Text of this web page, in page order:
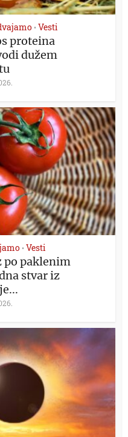
• Vesti
proteina
dužem
• Vesti
po paklenim
stvar iz